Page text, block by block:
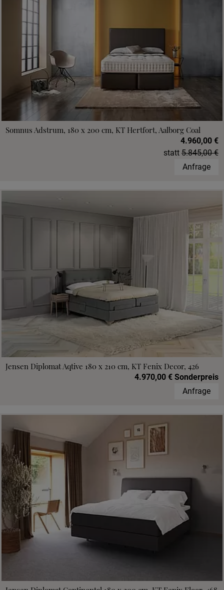
Somnus Adstrum, 180 x 200 cm, KT Hertfort, Aalborg Coal
4.960,00 €
statt 5.845,00 €
Anfrage
Jensen Diplomat Aqtive 180 x 210 cm, KT Fenix Decor, 426
4.970,00 € Sonderpreis
Anfrage